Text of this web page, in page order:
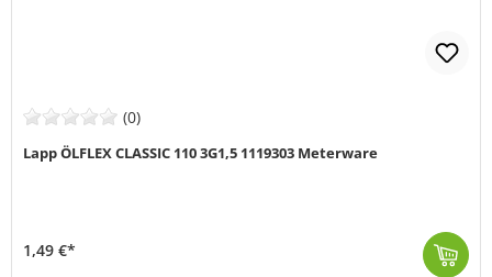
(0)
Lapp ÖLFLEX CLASSIC 110 3G1,5 1119303 Meterware
1,49 €*